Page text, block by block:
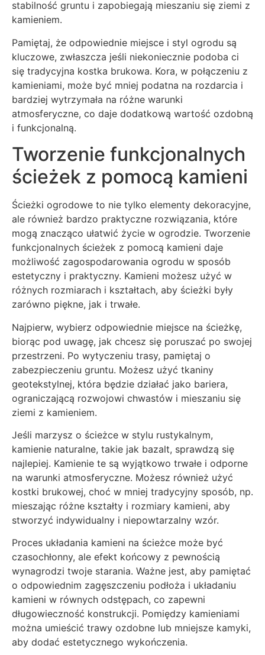
stabilność gruntu i zapobiegają mieszaniu się ziemi z
kamieniem.
Pamiętaj, że odpowiednie miejsce i styl ogrodu są
kluczowe, zwłaszcza jeśli niekoniecznie podoba ci
się tradycyjna kostka brukowa. Kora, w połączeniu z
kamieniami, może być mniej podatna na rozdarcia i
bardziej wytrzymała na różne warunki
atmosferyczne, co daje dodatkową wartość ozdobną
i funkcjonalną.
Tworzenie funkcjonalnych
ścieżek z pomocą kamieni
Ścieżki ogrodowe to nie tylko elementy dekoracyjne,
ale również bardzo praktyczne rozwiązania, które
mogą znacząco ułatwić życie w ogrodzie. Tworzenie
funkcjonalnych ścieżek z pomocą kamieni daje
możliwość zagospodarowania ogrodu w sposób
estetyczny i praktyczny. Kamieni możesz użyć w
różnych rozmiarach i kształtach, aby ścieżki były
zarówno piękne, jak i trwałe.
Najpierw, wybierz odpowiednie miejsce na ścieżkę,
biorąc pod uwagę, jak chcesz się poruszać po swojej
przestrzeni. Po wytyczeniu trasy, pamiętaj o
zabezpieczeniu gruntu. Możesz użyć tkaniny
geotekstylnej, która będzie działać jako bariera,
ograniczającą rozwojowi chwastów i mieszaniu się
ziemi z kamieniem.
Jeśli marzysz o ścieżce w stylu rustykalnym,
kamienie naturalne, takie jak bazalt, sprawdzą się
najlepiej. Kamienie te są wyjątkowo trwałe i odporne
na warunki atmosferyczne. Możesz również użyć
kostki brukowej, choć w mniej tradycyjny sposób, np.
mieszając różne kształty i rozmiary kamieni, aby
stworzyć indywidualny i niepowtarzalny wzór.
Proces układania kamieni na ścieżce może być
czasochłonny, ale efekt końcowy z pewnością
wynagrodzi twoje starania. Ważne jest, aby pamiętać
o odpowiednim zagęszczeniu podłoża i układaniu
kamieni w równych odstępach, co zapewni
długowieczność konstrukcji. Pomiędzy kamieniami
można umieścić trawy ozdobne lub mniejsze kamyki,
aby dodać estetycznego wykończenia.